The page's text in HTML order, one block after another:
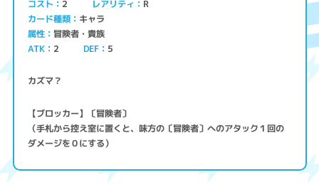
コスト 2 レアリティ R
カード種類 キャラ
属性 冒険者・貴族
ATK 2 DEF 5
カズマ？
【ブロッカー】〔冒険者〕
（手札から控え室に置くと、味方の〔冒険者〕へのアタック１回の
ダメージを０にする）